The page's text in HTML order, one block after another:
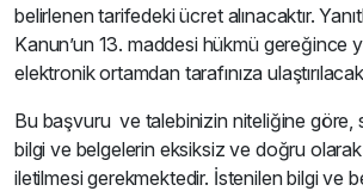
belirlenen tarifedeki ücret alınacaktır.
Kanun’un 13. maddesi hükmü gereğince
elektronik ortamdan tarafınıza
Bu başvuru ve talebinizin niteliğine göre,
bilgi ve belgelerin eksiksiz ve doğru olarak
iletilmesi gerekmektedir. İstenilen bilgi ve